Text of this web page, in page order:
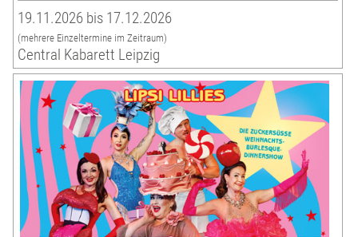
19.11.2026 bis 17.12.2026
(mehrere Einzeltermine im Zeitraum)
Central Kabarett Leipzig